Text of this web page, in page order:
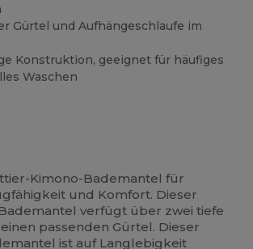
Gürtel und Aufhängeschlaufe im
Konstruktion, geeignet für häufiges
Waschen
Kimono-Bademantel für
und Komfort. Dieser
verfügt über zwei tiefe
passenden Gürtel. Dieser
ist auf Langlebigkeit